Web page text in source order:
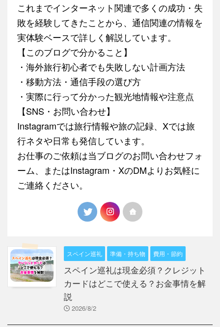
これまでインターネット関連で多くの成功・失
敗を経験してきたことから、通信関連の情報を
実体験ベースで詳しく解説しています。
【このブログで分かること】
・海外旅行初心者でも失敗しない計画方法
・移動方法・通信手段の選び方
・実際に行って分かった観光地情報や注意点
【SNS・お問い合わせ】
Instagramでは旅行情報や旅の記録、Xでは旅
行ネタや日常も発信しています。
お仕事のご依頼は当ブログのお問い合わせフォ
ーム、またはInstagram・XのDMよりお気軽に
ご連絡ください。
スペイン巡礼 準備・持ち物 費用・節約
スペイン巡礼は現金必須？クレジット
カードはどこで使える？お金事情を解
説
2026/8/2